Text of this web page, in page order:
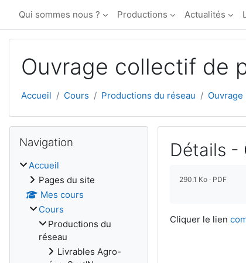
Qui sommes nous ? Productions Actualités
Ouvrage collectif de
Accueil Cours Productions du réseau
Détails -
290.1 Ko · PDF
Cliquer le lien
Blocs
Navigation
Accueil
Pages du site
Mes cours
Cours
Productions du
réseau
Livrables Agro-